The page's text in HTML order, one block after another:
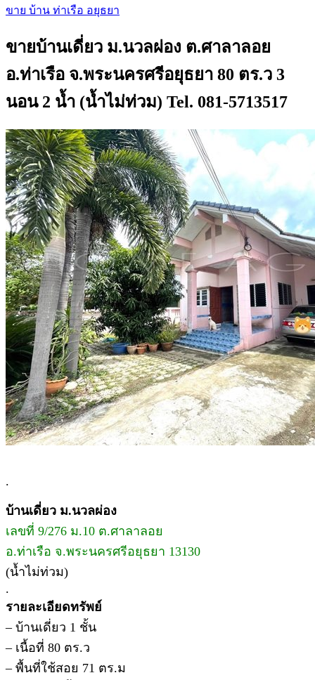
ขาย บ้าน ท่าเรือ อยุธยา
ขายบ้านเดี่ยว ม.นวลผ่อง ต.ศาลาลอย
อ.ท่าเรือ จ.พระนครศรีอยุธยา 80 ตร.ว 3
นอน 2 น้ำ (น้ำไม่ท่วม) Tel. 081-5713517
.
บ้านเดี่ยว ม.นวลผ่อง
เลขที่ 9/276 ม.10 ต.ศาลาลอย
อ.ท่าเรือ จ.พระนครศรีอยุธยา 13130
(น้ำไม่ท่วม)
.
รายละเอียดทรัพย์
– บ้านเดี่ยว 1 ชั้น
– เนื้อที่ 80 ตร.ว
– พื้นที่ใช้สอย 71 ตร.ม